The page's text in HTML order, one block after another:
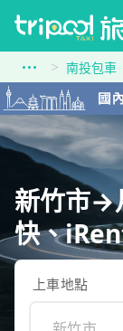
南投包車
新竹市→
快、
上車地點